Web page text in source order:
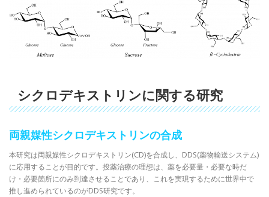
シクロデキストリンに関する研究
両親媒性シクロデキストリンの合成
本研究は両親媒性シクロデキストリン(CD)を合成し、DDS(薬物輸送システム)
に応用することが目的です。投薬治療の理想は、薬を必要量・必要な時だ
け・必要箇所にのみ到達させることであり、これを実現するために世界中で
推し進められているのがDDS研究です。